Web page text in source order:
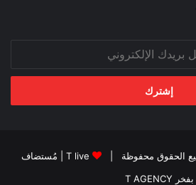
T live | مُستضاف
بفخر T AGENCY